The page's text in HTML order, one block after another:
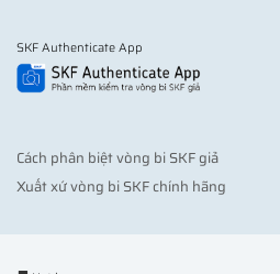
SKF Authenticate App
Cách phân biệt vòng bi SKF giả
Xuất xứ vòng bi SKF chính hãng